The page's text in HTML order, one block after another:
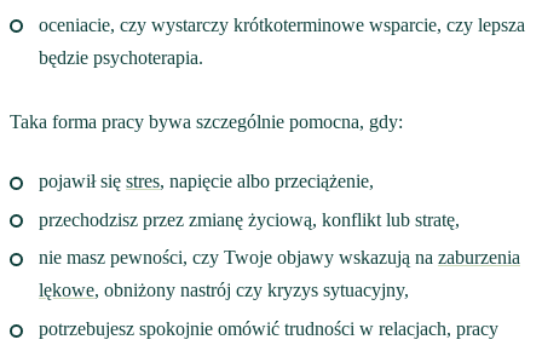
oceniacie, czy wystarczy krótkoterminowe wsparcie, czy lepsza
będzie psychoterapia.
Taka forma pracy bywa szczególnie pomocna, gdy:
pojawił się stres, napięcie albo przeciążenie,
przechodzisz przez zmianę życiową, konflikt lub stratę,
nie masz pewności, czy Twoje objawy wskazują na zaburzenia
lękowe, obniżony nastrój czy kryzys sytuacyjny,
potrzebujesz spokojnie omówić trudności w relacjach, pracy